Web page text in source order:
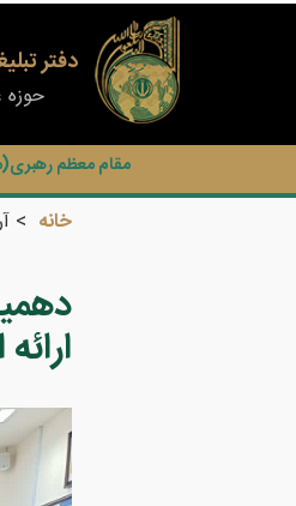
دفتر
حوزه
مقام معظم
خانه